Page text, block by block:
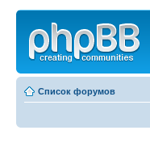
Список форумов